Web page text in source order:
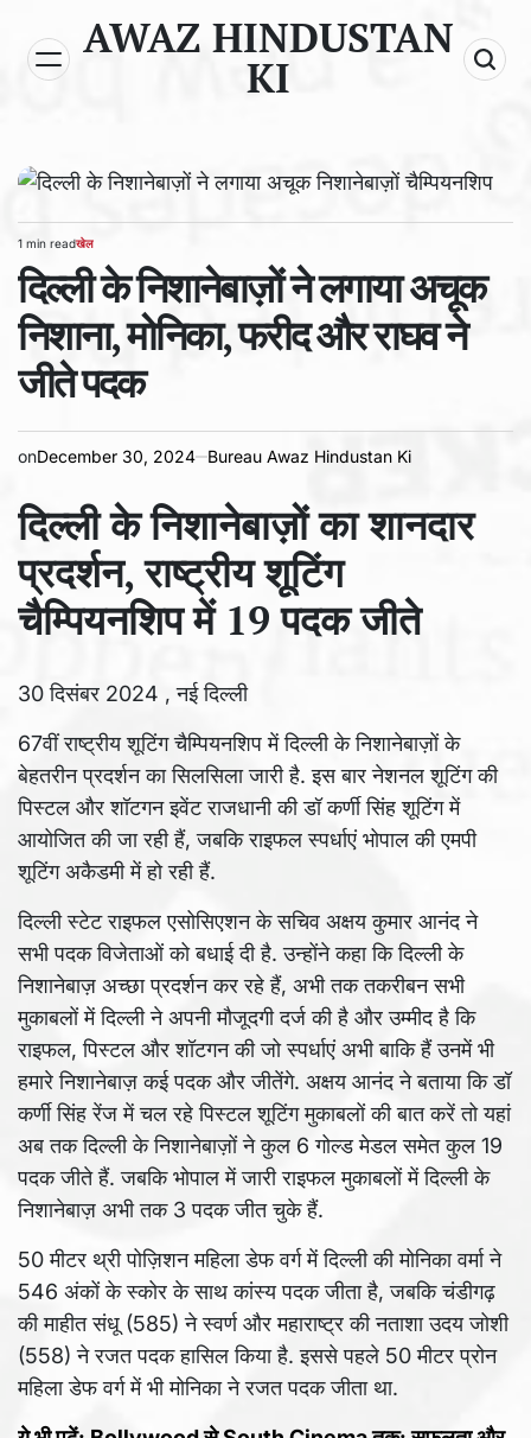
content
AWAZ HINDUSTAN
KI
Estimated
read
time
1 min readPOSTED
IN
खेल
दिल्ली के निशानेबाज़ों ने लगाया अचूक
निशाना, मोनिका, फरीद और राघव ने
जीते पदक
onDecember 30, 2024 Bureau Awaz Hindustan Ki
दिल्ली के निशानेबाज़ों का शानदार
प्रदर्शन, राष्ट्रीय शूटिंग
चैम्पियनशिप में 19 पदक जीते
30 दिसंबर 2024 , नई दिल्ली
67वीं राष्ट्रीय शूटिंग चैम्पियनशिप में दिल्ली के निशानेबाज़ों के
बेहतरीन प्रदर्शन का सिलसिला जारी है. इस बार नेशनल शूटिंग की
पिस्टल और शॉटगन इवेंट राजधानी की डॉ कर्णी सिंह शूटिंग में
आयोजित की जा रही हैं, जबकि राइफल स्पर्धाएं भोपाल की एमपी
शूटिंग अकैडमी में हो रही हैं.
दिल्ली स्टेट राइफल एसोसिएशन के सचिव अक्षय कुमार आनंद ने
सभी पदक विजेताओं को बधाई दी है. उन्होंने कहा कि दिल्ली के
निशानेबाज़ अच्छा प्रदर्शन कर रहे हैं, अभी तक तकरीबन सभी
मुकाबलों में दिल्ली ने अपनी मौजूदगी दर्ज की है और उम्मीद है कि
राइफल, पिस्टल और शॉटगन की जो स्पर्धाएं अभी बाकि हैं उनमें भी
हमारे निशानेबाज़ कई पदक और जीतेंगे. अक्षय आनंद ने बताया कि डॉ
कर्णी सिंह रेंज में चल रहे पिस्टल शूटिंग मुकाबलों की बात करें तो यहां
अब तक दिल्ली के निशानेबाज़ों ने कुल 6 गोल्ड मेडल समेत कुल 19
पदक जीते हैं. जबकि भोपाल में जारी राइफल मुकाबलों में दिल्ली के
निशानेबाज़ अभी तक 3 पदक जीत चुके हैं.
50 मीटर थ्री पोज़िशन महिला डेफ वर्ग में दिल्ली की मोनिका वर्मा ने
546 अंकों के स्कोर के साथ कांस्य पदक जीता है, जबकि चंडीगढ़
की माहीत संधू (585) ने स्वर्ण और महाराष्ट्र की नताशा उदय जोशी
(558) ने रजत पदक हासिल किया है. इससे पहले 50 मीटर प्रोन
महिला डेफ वर्ग में भी मोनिका ने रजत पदक जीता था.